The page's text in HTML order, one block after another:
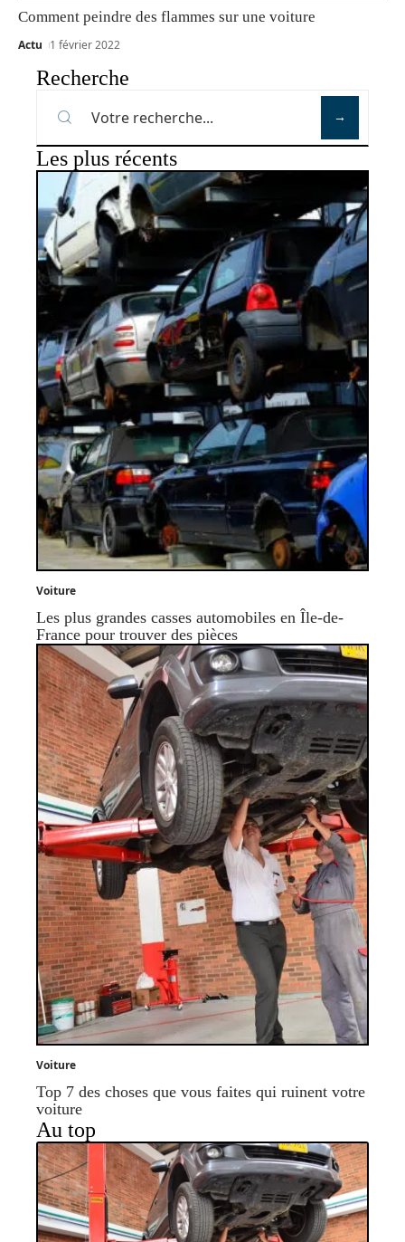
Comment peindre des flammes sur une voiture
Actu 1 février 2022
Recherche
Les plus récents
Voiture
Les plus grandes casses automobiles en Île-de-
France pour trouver des pièces
Voiture
Top 7 des choses que vous faites qui ruinent votre
voiture
Au top